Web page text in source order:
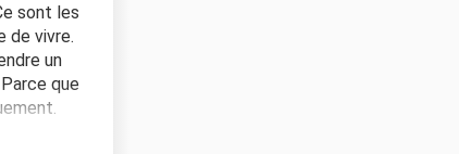
sont les
de vivre.
un
que